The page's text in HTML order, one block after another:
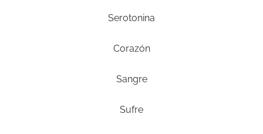
Serotonina
Corazón
Sangre
Sufre